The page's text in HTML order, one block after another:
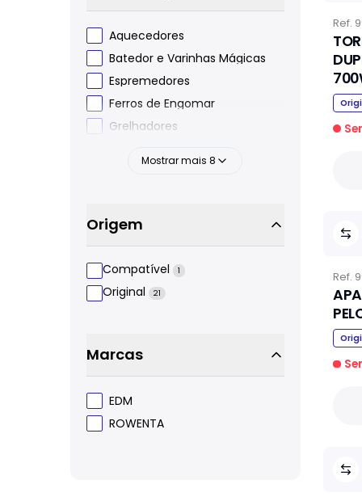
Aquecedores
Batedor e Varinhas Mágicas
Espremedores
Ferros de Engomar
Grelhadores
Mostrar mais8
Origem
Compatível 1
Original 21
Marcas
EDM
ROWENTA
Ref.
Ref.